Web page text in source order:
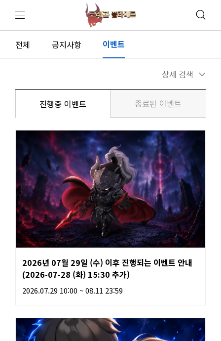
전체 공지사항 이벤트
상세 검색
진행중 이벤트 종료된 이벤트
2026년 07월 29일 (수) 이후 진행되는 이벤트 안내
(2026-07-28 (화) 15:30 추가)
2026.07.29 10:00 ~ 08.11 23:59